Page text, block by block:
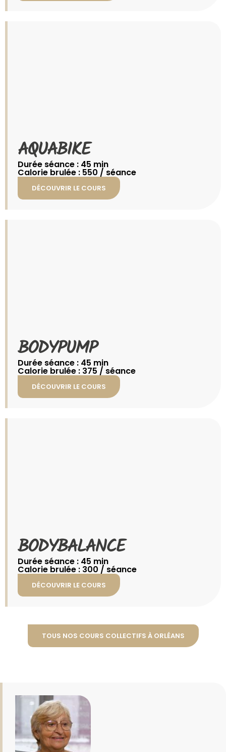
AQUABIKE
Durée séance : 45 min
Calorie brulée : 550 / séance
DÉCOUVRIR LE COURS
BODYPUMP​
Durée séance : 45 min
Calorie brulée : 375 / séance
DÉCOUVRIR LE COURS
BODYBALANCE​
Durée séance : 45 min
Calorie brulée : 300 / séance
DÉCOUVRIR LE COURS
TOUS NOS COURS COLLECTIFS À ORLÉANS